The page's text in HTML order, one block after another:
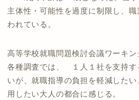
主体性・可能性を過度に制限し、
われている。
高等学校就職問題検討会議ワーキ
各種調査では、 １人１社を支持す
いが、就職指導の負担を軽減した
用したい大人の都合に感じる。